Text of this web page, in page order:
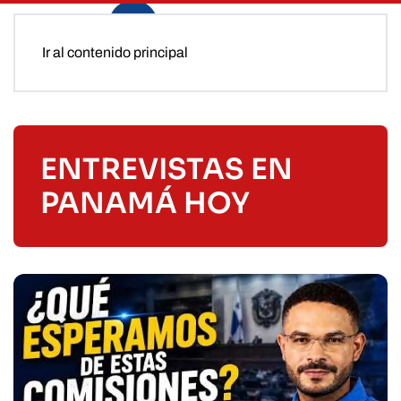
Ir al contenido principal
ENTREVISTAS EN
PANAMÁ HOY